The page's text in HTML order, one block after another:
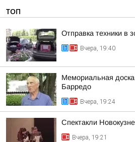
ТОП
Отправка техники в
Вчера, 19:40
Мемориальная
Барредо
Вчера, 19:24
Спектакли
Вчера, 19:21